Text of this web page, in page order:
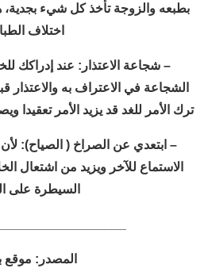
بطبعه والزوجة تأخذ كل شيء
اختلاف
– شجاعة الاعتذار: عند إدراكك
الشجاعة في الاعتراف به والاعتذار
ترك الأمر للغد قد يزيد الأمر تعقيدا
– ابتعدي عن الصراخ ( الصياح):
الاستماع للآخر ويزيد من اشتعال
السيطرة على
المصدر: موقع